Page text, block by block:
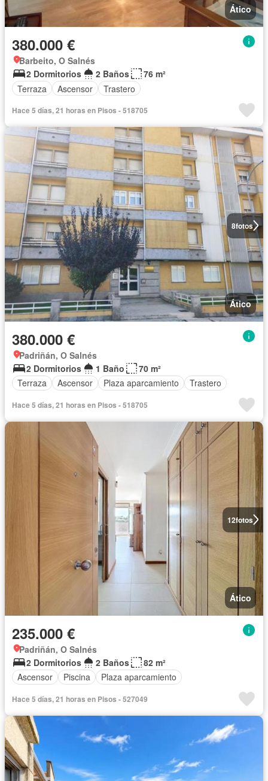
Ático
380.000 €
Barbeito, O Salnés
2 Dormitorios
2 Baños
76 m²
Terraza
Ascensor Trastero
Hace 5 días, 21 horas en Pisos - 518705
8fotos
Ático
380.000 €
Padriñán, O Salnés
2 Dormitorios
1 Baño
70 m²
Terraza
Ascensor Plaza aparcamiento Trastero
Hace 5 días, 21 horas en Pisos - 518705
12fotos
Ático
235.000 €
Padriñán, O Salnés
2 Dormitorios
2 Baños
82 m²
Ascensor
Piscina Plaza aparcamiento
Hace 5 días, 21 horas en Pisos - 527049